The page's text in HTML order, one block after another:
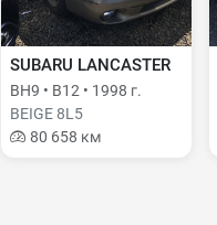
SUBARU LANCASTER
BH9 • B12 • 1998 г.
BEIGE 8L5
80 658 км